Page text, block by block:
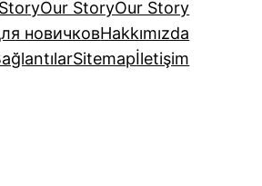
Our StoryOur Story
новичковHakkımızda
Sitemapİletişim